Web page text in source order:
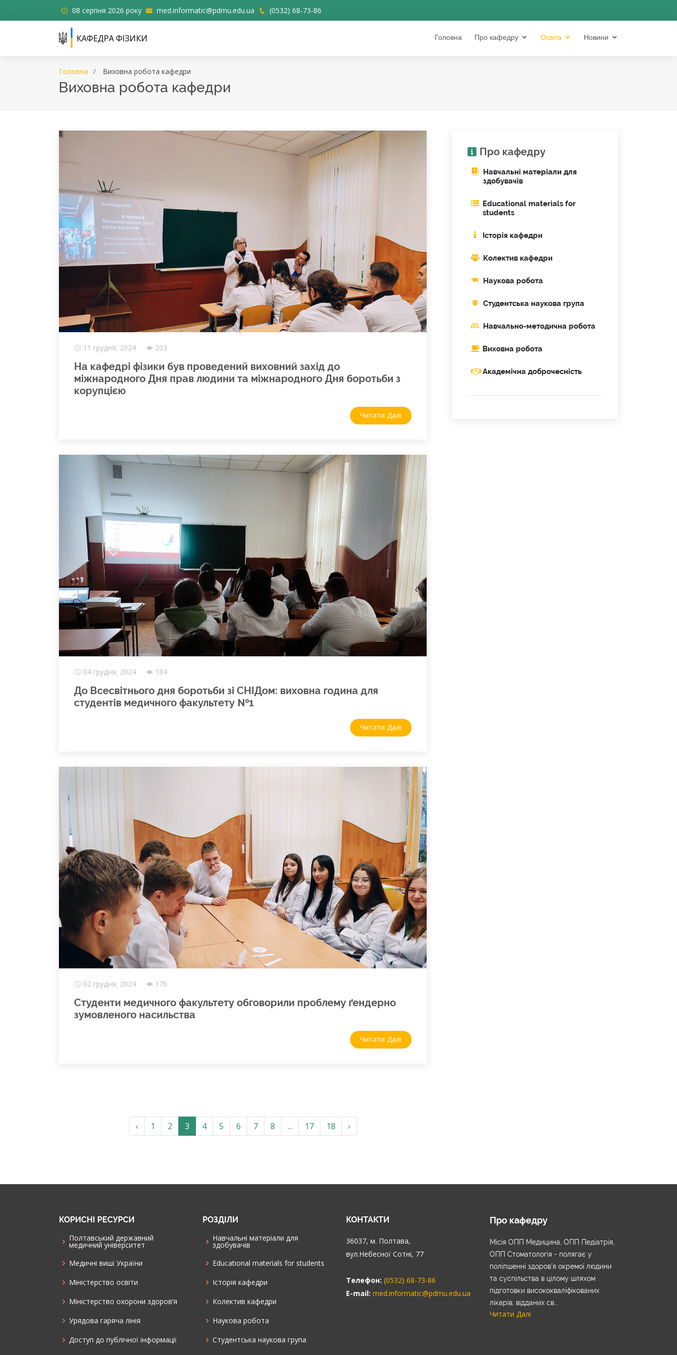
08 серпня 2026 року med.informatic@pdmu.edu.ua (0532) 68-73-86
КАФЕДРА ФІЗИКИ Головна Про кафедру Освіта Новини
Головна Виховна робота кафедри
Виховна робота кафедри
11 грудня, 2024 203
На кафедрі фізики був проведений виховний захід до
міжнародного Дня прав людини та міжнародного Дня боротьби з
корупцією
Читати Далі
04 грудня, 2024 184
До Всесвітнього дня боротьби зі СНІДом: виховна година для
студентів медичного факультету №1
Читати Далі
02 грудня, 2024 176
Студенти медичного факультету обговорили проблему ґендерно
зумовленого насильства
Читати Далі
‹ 1 2 3 4 5 6 7 8 ... 17 18 ›
Про кафедру
Навчальні матеріали для
здобувачів
Educational materials for
students
Історія кафедри
Колектив кафедри
Наукова робота
Cтудентська наукова група
Навчально-методична робота
Виховна робота
Академічна доброчесність
КОРИСНІ РЕСУРСИ
Полтавський державний
медичний університет
Медичні виші України
Міністерство освіти
Міністерство охорони здоров’я
Урядова гаряча лінія
Доступ до публічної інформації
РОЗДІЛИ
Навчальні матеріали для
здобувачів
Educational materials for students
Історія кафедри
Колектив кафедри
Наукова робота
Cтудентська наукова група
КОНТАКТИ
36037, м. Полтава,
вул.Небесної Сотні, 77
Телефон: (0532) 68-73-86
E-mail: med.informatic@pdmu.edu.ua
Про кафедру
Місія ОПП Медицина, ОПП Педіатрія,
ОПП Стоматологія - полягає у
поліпшенні здоров’я окремої людини
та суспільства в цілому шляхом
підготовки висококваліфікованих
лікарів, відданих св...
Читати Далі